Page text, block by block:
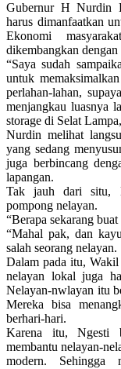
Gubernur H Nurdin
harus dimanfaatkan
Ekonomi
dikembangkan dengan
“Saya sudah
untuk
perlahan-lahan,
menjangkau luasnya
storage di Selat
Nurdin melihat
yang sedang
juga berbincang
lapangan.
Tak jauh dari situ,
pompong nelayan.
“Berapa sekarang
“Mahal pak, dan
salah seorang nelayan.
Dalam pada itu,
nelayan lokal juga
Nelayan-nwlayan itu
Mereka bisa
berhari-hari.
Karena itu, Ngesti
membantu nelayan-
modern.